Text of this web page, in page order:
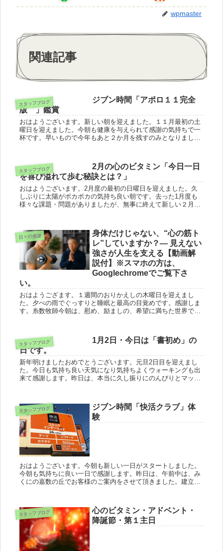
wpmaster
関連記事
スタッフブログ
ジブン時間「アポロ１１完全
版 」鑑賞
おはようございます。新しい朝を迎えました。１１月最初の土
曜日を迎えました。今朝も健康を与えられて感謝の気持ちで一
杯です。早いもので今年もあと２か月を残すのみとなりまし
スタッフブログ
2月の心のビタミン「今日一日
を喜び溢れて歩む秘訣とは？」
おはようございます。2月度の最初の日曜日を迎えました。久
しぶりに太陽がポカポカの気持ち良い朝です。去った1月度も
様々な課題・問題がありましたが、無事に終えて新しい２月を
日々の感謝
身体だけじゃない、“心の筋ト
レ”していますか？― 見えない
強さが人生を支える【動画解
説付】※スマホの方は、
Googlechromeでご覧下さ
い。
おはようござます。１週間のおりかえしの木曜日を迎えまし
た。夕べの雨でぐっすりと睡眠と最高の目覚めです。感謝しま
す。糸数牧師今朝は、慰め、励ましの、希望に満ちた世界で最
スタッフブログ
1月2日・今日は「書初め」の
日です。
新年明けましたおめでとうございます。元旦2日目を迎えまし
た。今日も気持ち良い天気になり気持ちよくウォーキングも出
来て感謝します。昨日は、本当に久し振りにのんびりとマッタ
スタッフブログ
ジブン時間「快活クラブ」体
験
おはようございます。今朝も新しい一日がスタートしました。
今朝も気持ちに良い一日で感謝します。昨日は、午前中は、み
くにの嘉数の丘でお客様のご案内をさせて頂きました。建立希
スタッフブログ
心のビタミン・アドベント・
降誕節・第１主日